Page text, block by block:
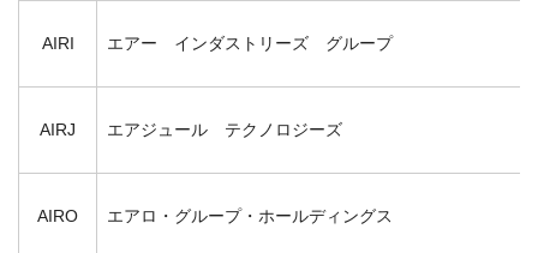
AIRI エアー インダストリーズ グループ
AIRJ エアジュール テクノロジーズ
AIRO エアロ・グループ・ホールディングス